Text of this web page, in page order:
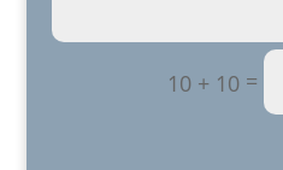
10 + 10 =